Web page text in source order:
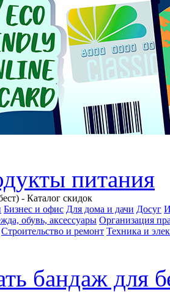
питания
- Каталог скидок
Бизнес и офис Для дома и дачи Досуг
обувь, аксессуары Организация
Строительство и ремонт Техника и
бандаж для